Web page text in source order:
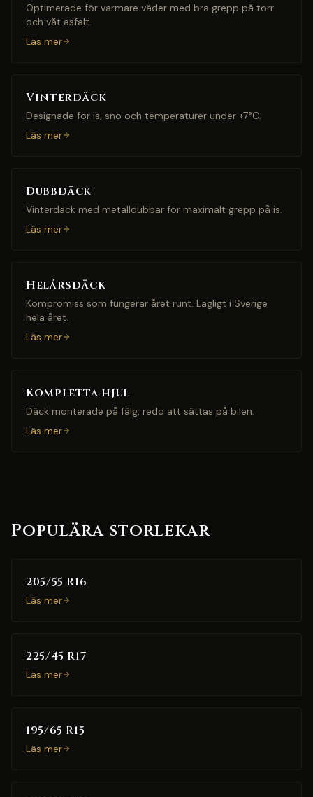
Optimerade för varmare väder med bra grepp på torr
och våt asfalt.
Läs mer
Vinterdäck
Designade för is, snö och temperaturer under +7°C.
Läs mer
Dubbdäck
Vinterdäck med metalldubbar för maximalt grepp på is.
Läs mer
Helårsdäck
Kompromiss som fungerar året runt. Lagligt i Sverige
hela året.
Läs mer
Kompletta hjul
Däck monterade på fälg, redo att sättas på bilen.
Läs mer
Populära storlekar
205/55 R16
Läs mer
225/45 R17
Läs mer
195/65 R15
Läs mer